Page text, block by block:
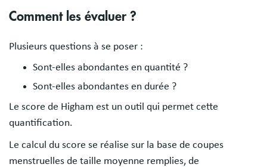
Comment les évaluer ?
Plusieurs questions à se poser :
Sont-elles abondantes en quantité ?
Sont-elles abondantes en durée ?
Le score de Higham est un outil qui permet cette
quantification.
Le calcul du score se réalise sur la base de coupes
menstruelles de taille moyenne remplies, de